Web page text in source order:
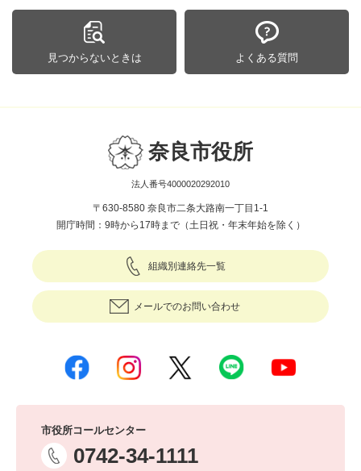
見つからないときは よくある質問
奈良市役所
法人番号4000020292010
〒630-8580 奈良市二条大路南一丁目1-1
開庁時間：9時から17時まで（土日祝・年末年始を除く）
組織別連絡先一覧
メールでのお問い合わせ
市役所コールセンター
0742-34-1111